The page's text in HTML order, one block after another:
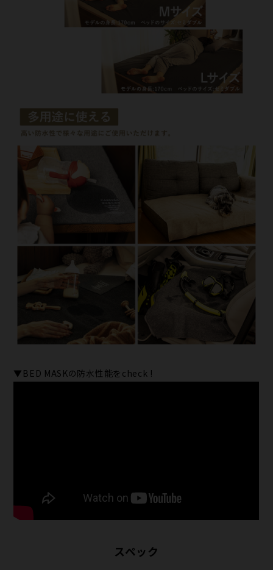
▼BED MASKの防水性能をcheck !
スペック